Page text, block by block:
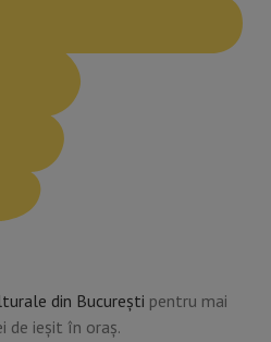
din București pentru mai
de ieșit în oraș.